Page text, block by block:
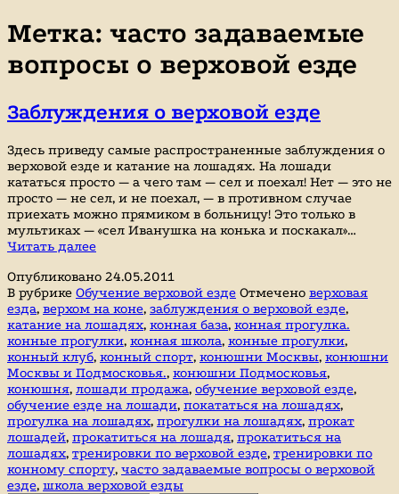
Метка: часто задаваемые
вопросы о верховой езде
Заблуждения о верховой езде
Здесь приведу самые распространенные заблуждения о
верховой езде и катание на лошадях. На лошади
кататься просто — а чего там — сел и поехал! Нет — это не
просто — не сел, и не поехал, — в противном случае
приехать можно прямиком в больницу! Это только в
мультиках — «сел Иванушка на конька и поскакал»…
Читать далееЗаблуждения
верховой
езде
Опубликовано 24.05.2011
В рубрике Обучение верховой езде Отмечено верховая
езда, верхом на коне, заблуждения о верховой езде,
катание на лошадях, конная база, конная прогулка.
конные прогулки, конная школа, конные прогулки,
конный клуб, конный спорт, конюшни Москвы, конюшни
Москвы и Подмосковья., конюшни Подмосковья,
конюшня, лошади продажа, обучение верховой езде,
обучение езде на лошади, покататься на лошадях,
прогулка на лошадях, прогулки на лошадях, прокат
лошадей, прокатиться на лошадя, прокатиться на
лошадях, тренировки по верховой езде, тренировки по
конному спорту, часто задаваемые вопросы о верховой
езде, школа верховой езды